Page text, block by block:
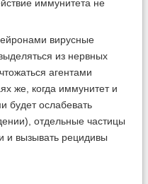
иммунитета не
вирусные
из нервных
агентами
же, когда иммунитет и
будет ослабевать
отдельные частицы
и вызывать рецидивы